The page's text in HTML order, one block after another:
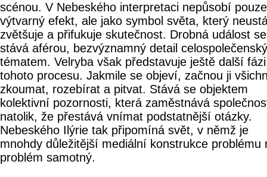
scénou. V Nebeského interpretaci nepůsobí
výtvarný efekt, ale jako symbol světa, který
zvětšuje a přifukuje skutečnost. Drobná událost se
stává aférou, bezvýznamný detail
tématem. Velryba však představuje ještě další fázi
tohoto procesu. Jakmile se objeví, začnou ji
zkoumat, rozebírat a pitvat. Stává se objektem
kolektivní pozornosti, která zaměstnává
natolik, že přestává vnímat podstatnější otázky.
Nebeského Ilýrie tak připomíná svět, v němž je
mnohdy důležitější mediální konstrukce problému
problém samotný.